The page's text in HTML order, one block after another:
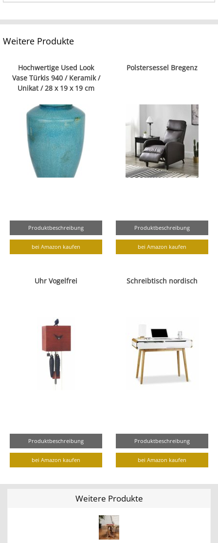
Weitere Produkte
Hochwertige Used Look
Vase Türkis 940 / Keramik /
Unikat / 28 x 19 x 19 cm
Produktbeschreibung
bei Amazon kaufen
Polstersessel Bregenz
Produktbeschreibung
bei Amazon kaufen
Uhr Vogelfrei
Produktbeschreibung
bei Amazon kaufen
Schreibtisch nordisch
Produktbeschreibung
bei Amazon kaufen
Weitere Produkte